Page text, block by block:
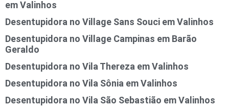
em Valinhos
Desentupidora no Village Sans Souci em Valinhos
Desentupidora no Village Campinas em Barão
Geraldo
Desentupidora no Vila Thereza em Valinhos
Desentupidora no Vila Sônia em Valinhos
Desentupidora no Vila São Sebastião em Valinhos